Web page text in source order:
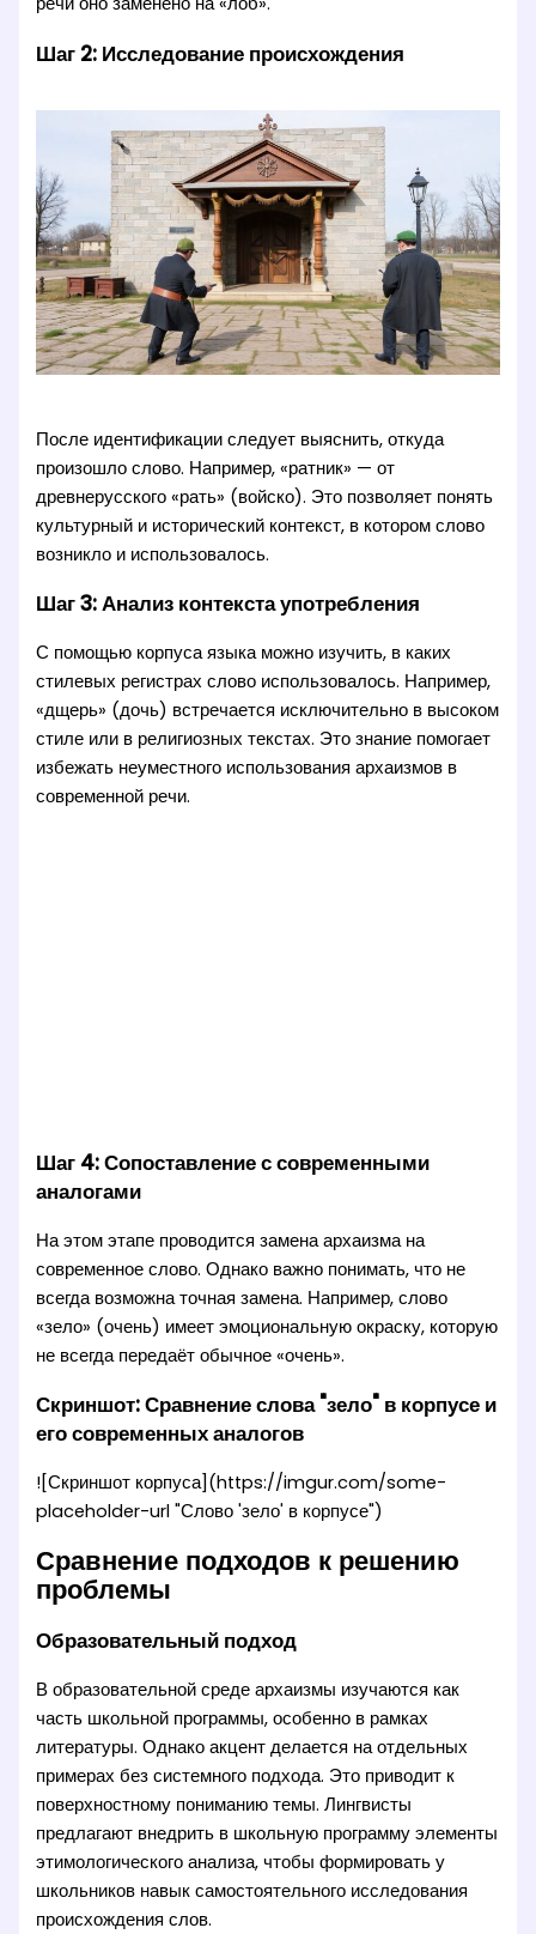
Шаг 2: Исследование происхождения
После идентификации следует выяснить, откуда
произошло слово. Например, «ратник» — от
древнерусского «рать» (войско). Это позволяет понять
культурный и исторический контекст, в котором слово
возникло и использовалось.
Шаг 3: Анализ контекста употребления
С помощью корпуса языка можно изучить, в каких
стилевых регистрах слово использовалось. Например,
«дщерь» (дочь) встречается исключительно в высоком
стиле или в религиозных текстах. Это знание помогает
избежать неуместного использования архаизмов в
современной речи.
Шаг 4: Сопоставление с современными
аналогами
На этом этапе проводится замена архаизма на
современное слово. Однако важно понимать, что не
всегда возможна точная замена. Например, слово
«зело» (очень) имеет эмоциональную окраску, которую
не всегда передаёт обычное «очень».
Скриншот: Сравнение слова "зело" в корпусе и
его современных аналогов
![Скриншот корпуса](https://imgur.com/some-
placeholder-url "Слово 'зело' в корпусе")
Сравнение подходов к решению
проблемы
Образовательный подход
В образовательной среде архаизмы изучаются как
часть школьной программы, особенно в рамках
литературы. Однако акцент делается на отдельных
примерах без системного подхода. Это приводит к
поверхностному пониманию темы. Лингвисты
предлагают внедрить в школьную программу элементы
этимологического анализа, чтобы формировать у
школьников навык самостоятельного исследования
происхождения слов.